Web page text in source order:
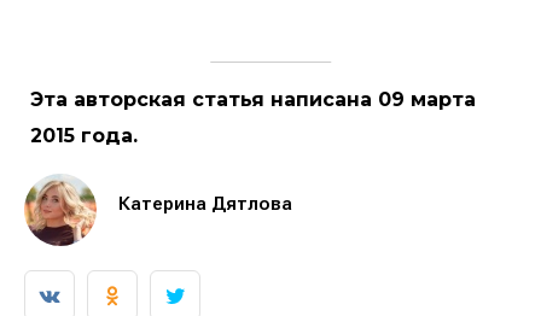
Эта авторская статья написана 09 марта
2015 года.
Катерина Дятлова